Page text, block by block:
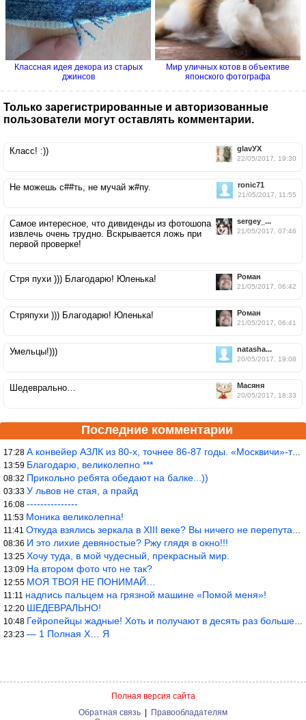
Классная идея декора из старых
джинсов
Мир уличных котов в объективе
японского фотографа
Только зарегистрированные и авторизованные
пользователи могут оставлять комментарии.
glavУХ
22/05/2017, 19:30
Класс! :))
ronic71
21/05/2017, 11:55
Не можешь с##ть, не мучай ж#пу.
sergey_...
21/05/2017, 07:46
Самое интересное, что дивиденды из фотошопа
извлечь очень трудно. Вскрывается ложь при
первой проверке!
Роман
21/05/2017, 06:42
Стря пухи ))) Благодарю! Юленька!
Роман
21/05/2017, 06:41
Стряпухи ))) Благодарю! Юленька!
natasha...
20/05/2017, 19:08
Умельцы!)))
Масяня
20/05/2017, 18:33
Шедеврально…
Последние комментарии
17:28 А конвейер АЗЛК из 80-х, точнее 86-87 годы. «Москвичи»-то из пер
13:59 Благодарю, великолепно ***
08:32 Прикольно ребята обедают на балке...))
03:33 У львов не стая, а прайд
16:08 ---------------
11:53 Моника великолепна!
11:41 Откуда взялись зеркала в XIII веке? Вы ничего не перепутали?
08:36 И это лихие девяностые? Ржу глядя в окно!!!
13:25 Хочу туда, в мой чудесный, прекрасный мир.
13:09 На втором фото что не так?
12:55 МОЯ ТВОЯ НЕ ПОНИМАЙ…
11:11 надпись пальцем на грязной машине «Помой меня»!
12:20 ШЕДЕВРАЛЬНО!
10:48 Гейропейцы жадные! Хоть и получают в десять раз больше жителей б
23:23 — 1 Полная Х… Я
Полная версия сайта
Обратная связь | Правообладателям